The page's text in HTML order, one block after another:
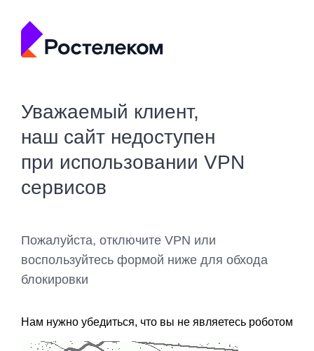
Уважаемый клиент,
наш сайт недоступен
при использовании VPN
сервисов
Пожалуйста, отключите VPN или
воспользуйтесь формой ниже для обхода
блокировки
Нам нужно убедиться, что вы не являетесь роботом